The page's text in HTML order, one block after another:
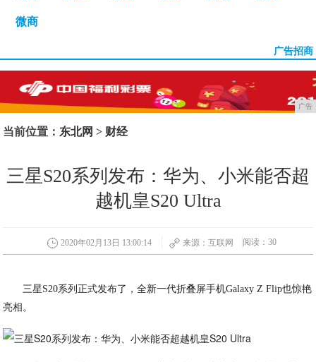
微商
广告招商
广告
当前位置： 东北网 > 财经
三星S20系列发布：华为、小米能否超
越机皇S20 Ultra
2020年02月13日 13:00:14 来源：互联网 阅读：30
三星S20系列正式发布了，全新一代折叠屏手机Galaxy Z Flip也惊艳
亮相。